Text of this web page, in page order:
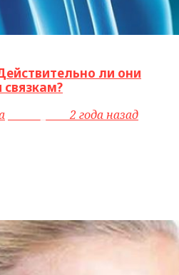
ли они
access_time2 года назад